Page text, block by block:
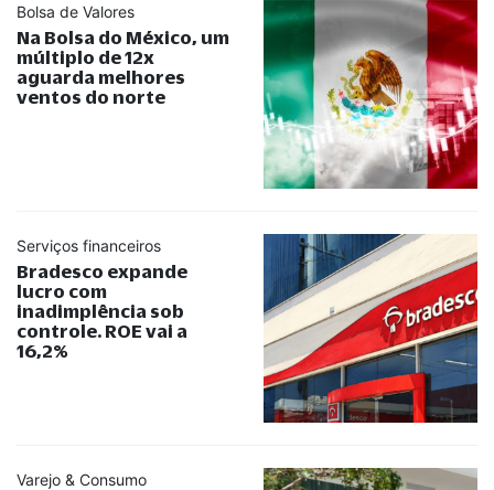
Bolsa de Valores
Na Bolsa do México, um
múltiplo de 12x
aguarda melhores
ventos do norte
Serviços financeiros
Bradesco expande
lucro com
inadimplência sob
controle. ROE vai a
16,2%
Varejo & Consumo